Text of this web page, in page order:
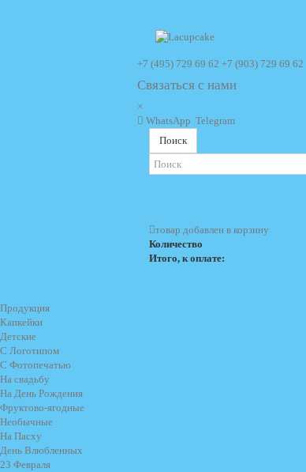
+7 (495) 729 69 62 +7 (903) 729 69 62
Связаться с нами
×
WhatsApp Telegram
Поиск
товар добавлен в корзину
Количество
Итого, к оплате:
Продукция
Капкейки
Детские
С Логотипом
С Фотопечатью
На свадьбу
На День Рождения
Фруктово-ягодные
Необычные
На Пасху
День Влюбленных
23 Февраля